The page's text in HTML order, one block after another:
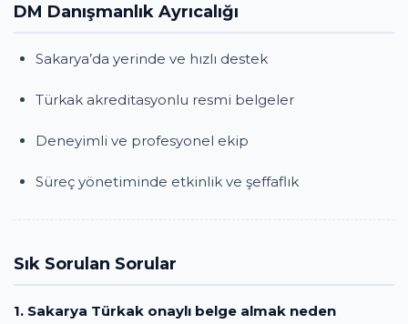
DM Danışmanlık Ayrıcalığı
Sakarya’da yerinde ve hızlı destek
Türkak akreditasyonlu resmi belgeler
Deneyimli ve profesyonel ekip
Süreç yönetiminde etkinlik ve şeffaflık
Sık Sorulan Sorular
1. Sakarya Türkak onaylı belge almak neden